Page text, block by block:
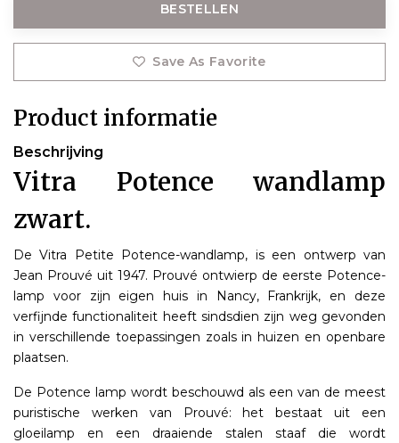
BESTELLEN
Save As Favorite
Product informatie
Beschrijving
Vitra Potence wandlamp
zwart.
De Vitra Petite Potence-wandlamp, is een ontwerp van
Jean Prouvé uit 1947. Prouvé ontwierp de eerste Potence-
lamp voor zijn eigen huis in Nancy, Frankrijk, en deze
verfijnde functionaliteit heeft sindsdien zijn weg gevonden
in verschillende toepassingen zoals in huizen en openbare
plaatsen.
De Potence lamp wordt beschouwd als een van de meest
puristische werken van Prouvé: het bestaat uit een
gloeilamp en een draaiende stalen staaf die wordt